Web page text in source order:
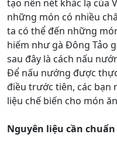
tạo nên nét khác lạ của
những món có nhiều
ta có thể đến những
hiếm như gà Đông Tảo
sau đây là cách nấu
Để nấu nướng được
điều trước tiên, các bạn
liệu chế biến cho món
Nguyên liệu cần